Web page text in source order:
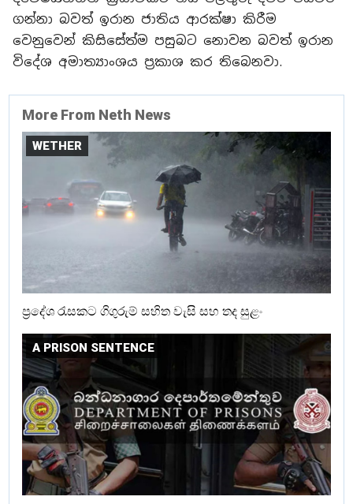
ගන්නා බවත් ඉරාන ජාතිය ආරක්ෂා කිරීම
වෙනුවෙන් කිසිසේත්ම පසුබට නොවන බවත් ඉරාන
විදේශ අමාත්‍යාංශය ප්‍රකාශ කර තිබෙනවා.
More From Neth News
WETHER
ප්‍රදේශ රැසකට ගිගුරුම් සහිත වැසි සහ තද සුළං
A PRISON SENTENCE